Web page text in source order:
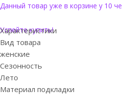
Данный товар уже в корзине у 10
Успейте купить!
Характеристики
Вид товара
женские
Сезонность
Лето
Материал подкладки